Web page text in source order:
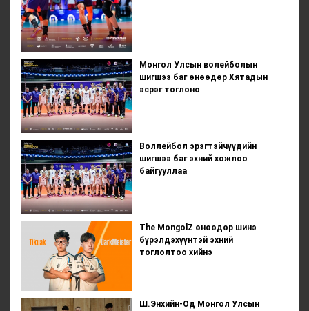
Монгол Улсын волейболын
шигшээ баг өнөөдөр Хятадын
эсрэг тоглоно
Воллейбол эрэгтэйчүүдийн
шигшээ баг эхний хожлоо
байгууллаа
The MongolZ өнөөдөр шинэ
бүрэлдэхүүнтэй эхний
тоглолтоо хийнэ
Ш.Энхийн-Од Монгол Улсын